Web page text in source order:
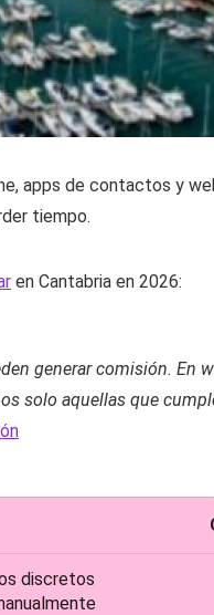
apps de contactos y
tiempo.
en Cantabria en 2026:
generar comisión. En
solo aquellas que
discretos